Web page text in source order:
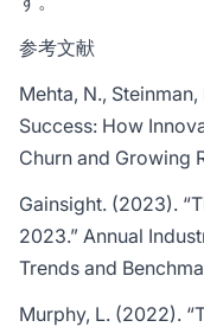
参考文献
Mehta, N.,
Success: How
Churn and Growing
Gainsight. (2023).
2023.” Annual
Trends and
Murphy, L. (2022).